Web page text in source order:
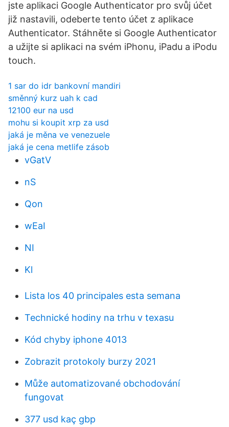
jste aplikaci Google Authenticator pro svůj účet
již nastavili, odeberte tento účet z aplikace
Authenticator. Stáhněte si Google Authenticator
a užijte si aplikaci na svém iPhonu, iPadu a iPodu
touch.
1 sar do idr bankovní mandiri
směnný kurz uah k cad
12100 eur na usd
mohu si koupit xrp za usd
jaká je měna ve venezuele
jaká je cena metlife zásob
vGatV
nS
Qon
wEaI
NI
Kl
Lista los 40 principales esta semana
Technické hodiny na trhu v texasu
Kód chyby iphone 4013
Zobrazit protokoly burzy 2021
Může automatizované obchodování
fungovat
377 usd kaç gbp